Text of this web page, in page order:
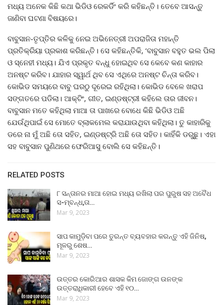
ମଧ୍ୟ ଅନେକ କିଛି କଥା ଭିଡିଓ ରେକର୍ଡିଂ କରି କହିଛନ୍ତି। ତେବେ ଆସନ୍ତୁ
ଜାଣିବା ଘଟଣା ବିଷୟରେ।
ବାବୁସାନ-ତୃପ୍ତିର କଳିକୁ ନେଇ ଅଭିନେତ୍ରୀ ଅପରାଜିତା ମହାନ୍ତି
ପ୍ରତିକ୍ରିୟା ପ୍ରକାଶ କରିଛନ୍ତି। ସେ କହିଛନ୍ତିକି, ‘ବାବୁସାନ ବହୁତ ଭଲ ପିଲା
ଓ ସ୍ନେହୀ ମଧ୍ୟ। ଯିଏ ପ୍ରକୃତ ବନ୍ଧୁ ହୋଇଥିବ ସେ କେବେ କଣ କାହାର
ଅନଷ୍ଟ କରିବ। ଯାହାର ସ୍ୱାର୍ଥ ଥିବ ସେ ଏଥିରେ ଅନଷ୍ଟ ଚିନ୍ତା କରିବ।
କୋଭିଡ ସମୟରେ ବାବୁ ଘରଠୁ ଦୂରେଇ ରହିଥିଲା। କୋଭିଡ ବେଳେ ଖରାପ
ସଙ୍ଗତରେ ପଡିଲା। ଆକ୍ଟିଂ, ଗୀତ, ଇଣ୍ଡଷ୍ଟ୍ରୀ କହିଲେ ତାର ଜୀବନ।
ବାବୁସାନ ମତେ କହିଥିଲା ମାଆ ତା ପାଖରେ ବୋଧେ କିଛି ଭିଡିଓ ଅଛି
ଯେଉଁଥିପାଇଁ ସେ ମୋତେ ବ୍ଲାକମେଲ କରାଯାଉଥିବା କହିଥିଲା। ତୁ କାହାରିକୁ
ଡରେ ନା ମୁଁ ଅଛି ତୋ ସହିତ, ଇଣ୍ଡଷ୍ଟ୍ରି ଅଛି ତୋ ସହିତ। କାହିଁକି ଡରୁଛୁ। ଏହା
ସହ ବାବୁସାନ ପୁଣିଥରେ ଫେରିଆସୁ ବୋଲି ସେ କହିଛନ୍ତି।
RELATED POSTS
୮ ସନ୍ତାନର ମାଆ ହୋଇ ମଧ୍ୟ ରଖିଲା ପର ପୁରୁଷ ସହ ଅବୈଧ
ସ-ମ୍ବନ୍ଧ,ତା…
Mar 9, 2023
ସାପ କାମୁଡ଼ିବା ପରେ ତୁରନ୍ତ ବ୍ୟବହାର କରନ୍ତୁ ଏହି ଜିନିଷ,
ମୂଳରୁ ଶେଷ…
Mar 9, 2023
ଉତ୍ତର କୋରିଆର ଶାସକ କିମ ଜୋଙ୍ଗ ଉନଙ୍କ
ଉତ୍ତରାଧିକାରୀ ହେବେ ଏହି ୧୦…
Mar 9, 2023